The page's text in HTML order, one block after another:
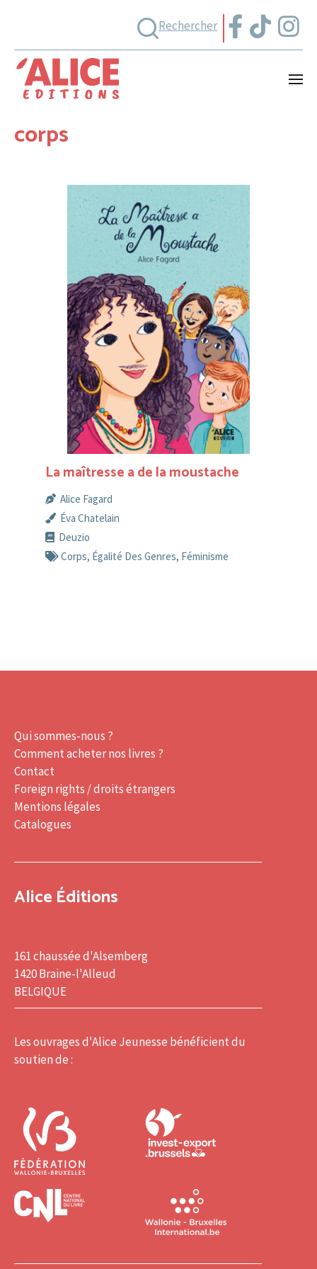
Rechercher
corps
La maîtresse a de la moustache
Alice Fagard
Éva Chatelain
Deuzio
Corps, Égalité Des Genres, Féminisme
Qui sommes-nous ?
Comment acheter nos livres ?
Contact
Foreign rights / droits étrangers
Mentions légales
Catalogues
Alice Éditions
161 chaussée d'Alsemberg
1420 Braine-l'Alleud
BELGIQUE
Les ouvrages d'Alice Jeunesse bénéficient du
soutien de :